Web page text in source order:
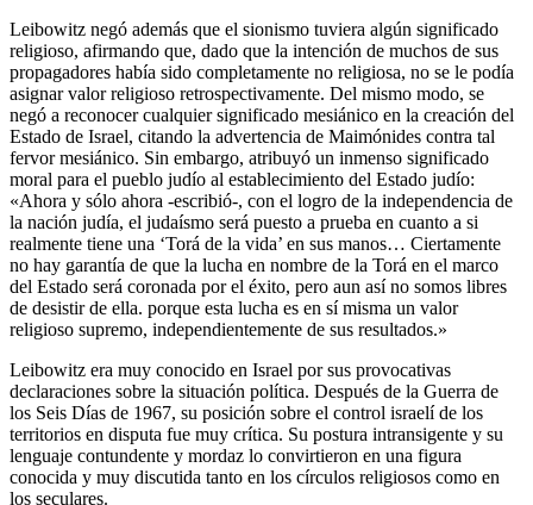
Leibowitz negó además que el sionismo tuviera algún significado
religioso, afirmando que, dado que la intención de muchos de sus
propagadores había sido completamente no religiosa, no se le podía
asignar valor religioso retrospectivamente. Del mismo modo, se
negó a reconocer cualquier significado mesiánico en la creación del
Estado de Israel, citando la advertencia de Maimónides contra tal
fervor mesiánico. Sin embargo, atribuyó un inmenso significado
moral para el pueblo judío al establecimiento del Estado judío:
«Ahora y sólo ahora -escribió-, con el logro de la independencia de
la nación judía, el judaísmo será puesto a prueba en cuanto a si
realmente tiene una ‘Torá de la vida’ en sus manos… Ciertamente
no hay garantía de que la lucha en nombre de la Torá en el marco
del Estado será coronada por el éxito, pero aun así no somos libres
de desistir de ella. porque esta lucha es en sí misma un valor
religioso supremo, independientemente de sus resultados.»
Leibowitz era muy conocido en Israel por sus provocativas
declaraciones sobre la situación política. Después de la Guerra de
los Seis Días de 1967, su posición sobre el control israelí de los
territorios en disputa fue muy crítica. Su postura intransigente y su
lenguaje contundente y mordaz lo convirtieron en una figura
conocida y muy discutida tanto en los círculos religiosos como en
los seculares.